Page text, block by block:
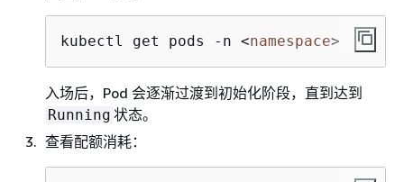
kubectl get pods -n <namespace>
入场后，Pod 会逐渐过渡到初始化阶段，直到达到
Running 状态。
查看配额消耗：